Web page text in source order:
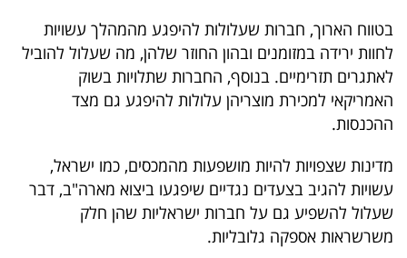
ניוזלטרים
מייל
אדום
פרסמו
באייס
בטווח הארוך, חברות שעלולות להיפגע מהמהלך עשויות
לחוות ירידה במזומנים ובהון החוזר שלהן, מה שעלול להוביל
לאתגרים תזרימיים. בנוסף, החברות שתלויות בשוק
האמריקאי למכירת מוצריהן עלולות להיפגע גם מצד
ההכנסות.
מדינות שצפויות להיות מושפעות מהמכסים, כמו ישראל,
עשויות להגיב בצעדים נגדיים שיפגעו ביצוא מארה"ב, דבר
שעלול להשפיע גם על חברות ישראליות שהן חלק
משרשראות אספקה גלובליות.